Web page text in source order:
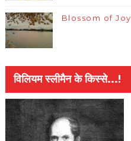
Blossom of Joy
विलियम स्लीमैन के किस्से...!